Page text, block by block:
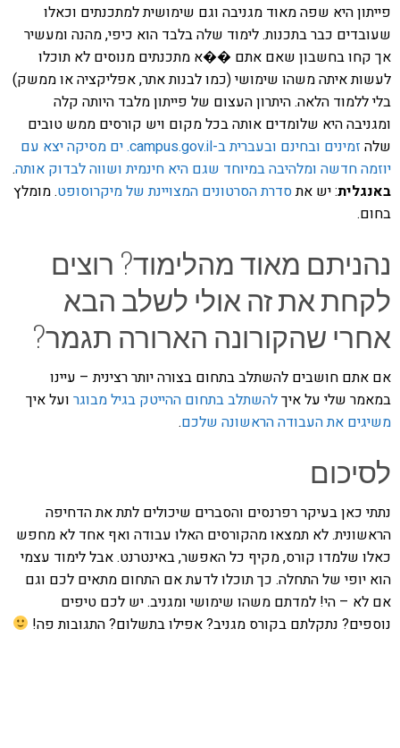
פייתון היא שפה מאוד מגניבה וגם שימושית למתכנתים וכאלו
שעובדים כבר בתכנות. לימוד שלה בלבד הוא כיפי, מהנה ומעשיר
אך קחו בחשבון שאם אתם ��א מתכנתים מנוסים לא תוכלו
לעשות איתה משהו שימושי (כמו לבנות אתר, אפליקציה או ממשק)
בלי ללמוד הלאה. היתרון העצום של פייתון מלבד היותה קלה
ומגניבה היא שלומדים אותה בכל מקום ויש קורסים ממש טובים
שלה זמינים ובחינם ובעברית ב-campus.gov.il.
ים מסיקה יצא עם
יוזמה חדשה ומלהיבה במיוחד שגם היא חינמית ושווה לבדוק אותה.
באנגלית: יש אתסדרת הסרטונים המצויינת של מיקרוסופט. מומלץ
בחום.
נהניתם מאוד מהלימוד? רוצים
לקחת את זה אולי לשלב הבא
אחרי שהקורונה הארורה תגמר?
אם אתם חושבים להשתלב בתחום בצורה יותר רצינית – עיינו
במאמר שלי על איךלהשתלב בתחום ההייטק בגיל מבוגר ועל איך
משיגים את העבודה הראשונה שלכם.
לסיכום
נתתי כאן בעיקר רפרנסים והסברים שיכולים לתת את הדחיפה
הראשונית. לא תמצאו מהקורסים האלו עבודה ואף אחד לא מחפש
כאלו שלמדו קורס, מקיף כל האפשר, באינטרנט. אבל לימוד עצמי
הוא יופי של התחלה. כך תוכלו לדעת אם התחום מתאים לכם וגם
אם לא – הי! למדתם משהו שימושי ומגניב. יש לכם טיפים
נוספים? נתקלתם בקורס מגניב? אפילו בתשלום? התגובות פה!